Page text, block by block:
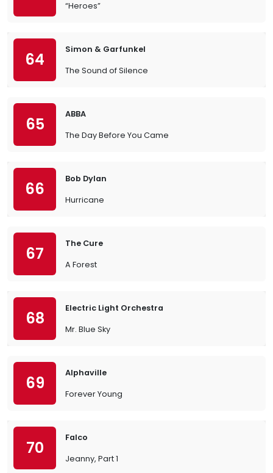
“Heroes”
64
Simon & Garfunkel
The Sound of Silence
65
ABBA
The Day Before You Came
66
Bob Dylan
Hurricane
67
The Cure
A Forest
68
Electric Light Orchestra
Mr. Blue Sky
69
Alphaville
Forever Young
70
Falco
Jeanny, Part 1